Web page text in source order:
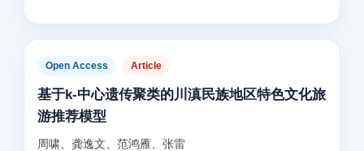
Open Access Article
基于k-中心遗传聚类的川滇民族地区特色文化旅
游推荐模型
周啸、龚逸文、范鸿雁、张雷